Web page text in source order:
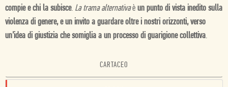
compie e chi la subisce. La trama alternativaè un punto di vista inedito sulla
violenza di genere, e un invito a guardare oltre i nostri orizzonti, verso
un’idea di giustizia che somiglia a un processo di guarigione collettiva.
CARTACEO